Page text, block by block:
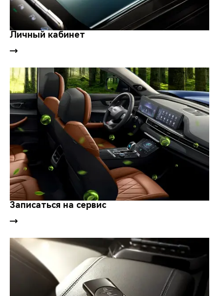
Личный кабинет
Записаться на сервис